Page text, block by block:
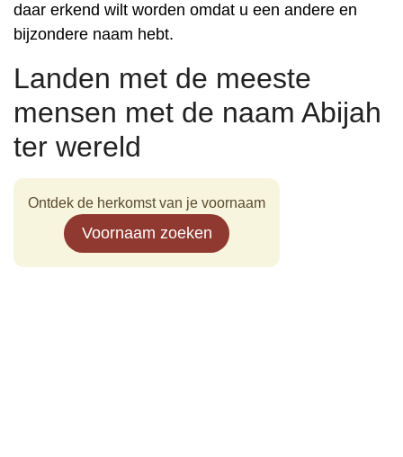
daar erkend wilt worden omdat u een andere en
bijzondere naam hebt.
Landen met de meeste
mensen met de naam Abijah
ter wereld
Ontdek de herkomst van je voornaam
Voornaam zoeken